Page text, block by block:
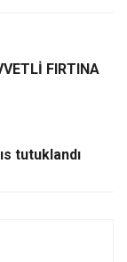
FIRTINA
tutuklandı